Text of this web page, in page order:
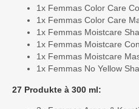
1x Femmas Color Care
1x Femmas Color Care
1x Femmas Moistcare
1x Femmas Moistcare
1x Femmas Moistcare
1x Femmas No Yellow
27 Produkte à 300 ml: